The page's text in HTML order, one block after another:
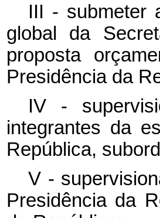
III - submeter
global da
proposta
Presidência da
IV -
integrantes da
República,
V -
Presidência da